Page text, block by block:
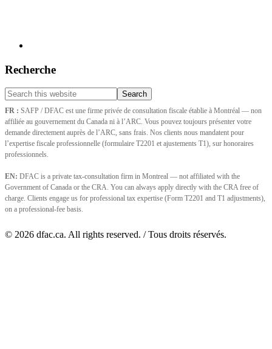
Recherche
Search
this
website
FR : SAFP / DFAC est une firme privée de consultation fiscale établie à Montréal — non
affiliée au gouvernement du Canada ni à l’ARC. Vous pouvez toujours présenter votre
demande directement auprès de l’ARC, sans frais. Nos clients nous mandatent pour
l’expertise fiscale professionnelle (formulaire T2201 et ajustements T1), sur honoraires
professionnels.
EN: DFAC is a private tax-consultation firm in Montreal — not affiliated with the
Government of Canada or the CRA. You can always apply directly with the CRA free of
charge. Clients engage us for professional tax expertise (Form T2201 and T1 adjustments),
on a professional-fee basis.
© 2026 dfac.ca. All rights reserved. / Tous droits réservés.